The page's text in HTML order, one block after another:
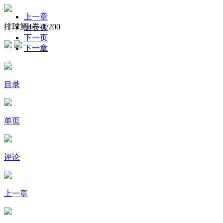
排球第4卷-1/200
上一章
上一页
下一页
下一章
目录
单页
评论
上一章